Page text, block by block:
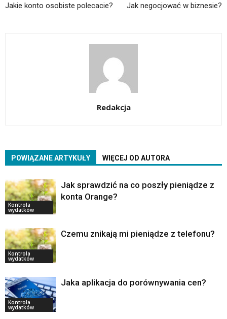
Jakie konto osobiste polecacie? Jak negocjować w biznesie?
Redakcja
POWIĄZANE ARTYKUŁY WIĘCEJ OD AUTORA
Kontrola
wydatków
Jak sprawdzić na co poszły pieniądze z
konta Orange?
Kontrola
wydatków
Czemu znikają mi pieniądze z telefonu?
Kontrola
wydatków
Jaka aplikacja do porównywania cen?